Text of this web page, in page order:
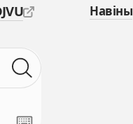
Навіны